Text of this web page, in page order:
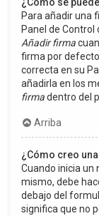
Para añadir una
Panel de Control
Añadir firma
firma por
correcta en su
añadirla en los
firmadentro del
Arriba
¿Cómo creo
Cuando inicia un
mismo, debe
debajo del
significa que no